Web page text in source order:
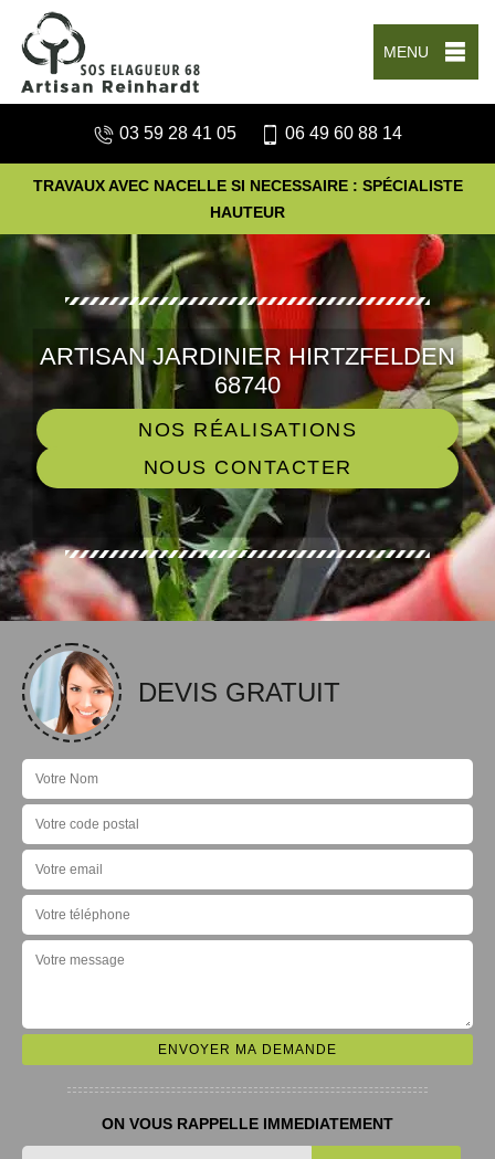
MENU
03 59 28 41 05 06 49 60 88 14
TRAVAUX AVEC NACELLE SI NECESSAIRE : SPÉCIALISTE
HAUTEUR
ARTISAN JARDINIER HIRTZFELDEN
68740
NOS RÉALISATIONS
NOUS CONTACTER
DEVIS GRATUIT
ON VOUS RAPPELLE IMMEDIATEMENT